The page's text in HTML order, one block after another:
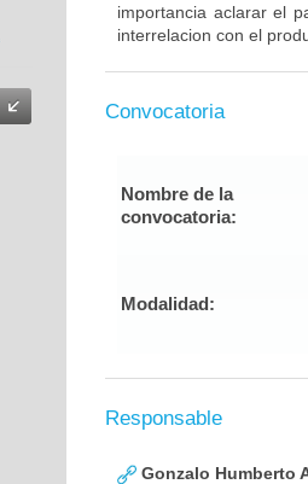
importancia aclarar el
interrelacion con el
Convocatoria
Nombre de la
convocatoria:
Modalidad:
Responsable
Gonzalo Humberto